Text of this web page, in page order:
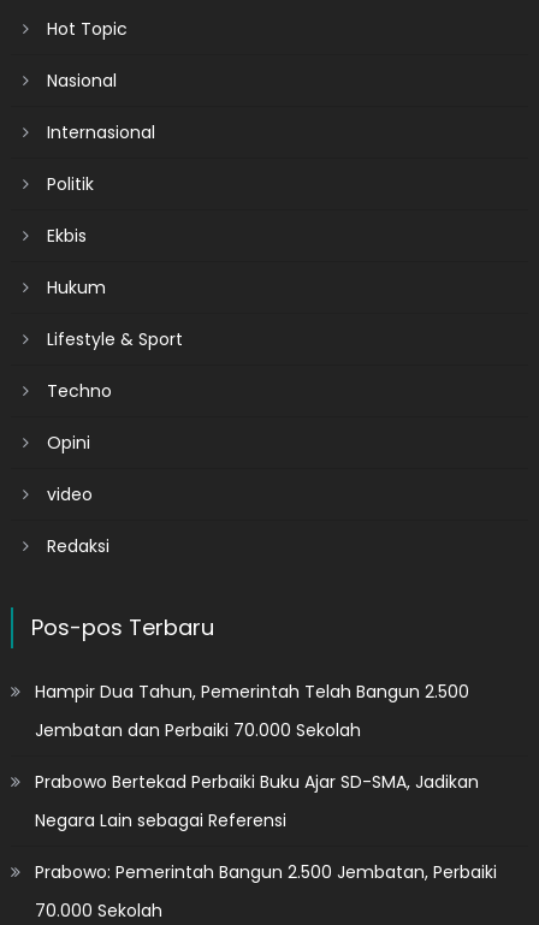
Hot Topic
Nasional
Internasional
Politik
Ekbis
Hukum
Lifestyle & Sport
Techno
Opini
video
Redaksi
Pos-pos Terbaru
Hampir Dua Tahun, Pemerintah Telah Bangun 2.500
Jembatan dan Perbaiki 70.000 Sekolah
Prabowo Bertekad Perbaiki Buku Ajar SD-SMA, Jadikan
Negara Lain sebagai Referensi
Prabowo: Pemerintah Bangun 2.500 Jembatan, Perbaiki
70.000 Sekolah